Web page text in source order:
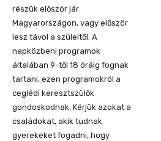
részük először jár
Magyarországon, vagy először
lesz távol a szüleitől. A
napközbeni programok
általában 9-től 18 óráig fognak
tartani, ezen programokról a
ceglédi keresztszülők
gondoskodnak. Kérjük azokat a
családokat, akik tudnak
gyerekeket fogadni, hogy